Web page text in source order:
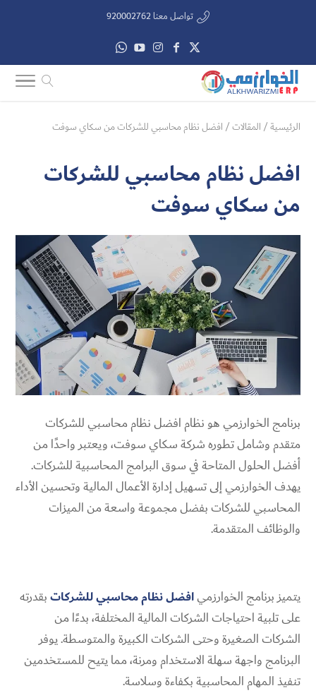
تواصل معنا 920002762
الرئيسية/ المقالات/ افضل نظام محاسبي للشركات من سكاي سوفت
افضل نظام محاسبي للشركات
من سكاي سوفت
برنامج الخوارزمي هو نظام افضل نظام محاسبي للشركات
متقدم وشامل تطوره شركة سكاي سوفت، ويعتبر واحدًا من
أفضل الحلول المتاحة في سوق البرامج المحاسبية للشركات.
يهدف الخوارزمي إلى تسهيل إدارة الأعمال المالية وتحسين الأداء
المحاسبي للشركات بفضل مجموعة واسعة من الميزات
والوظائف المتقدمة.
يتميز برنامج الخوارزميافضل نظام محاسبي للشركاتبقدرته
على تلبية احتياجات الشركات المالية المختلفة، بدءًا من
الشركات الصغيرة وحتى الشركات الكبيرة والمتوسطة. يوفر
البرنامج واجهة سهلة الاستخدام ومرنة، مما يتيح للمستخدمين
تنفيذ المهام المحاسبية بكفاءة وسلاسة.